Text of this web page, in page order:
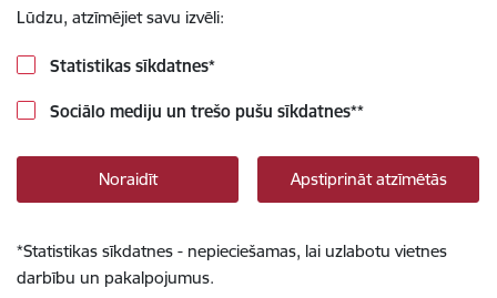
Lūdzu, atzīmējiet savu izvēli:
Statistikas sīkdatnes*
Sociālo mediju un trešo pušu sīkdatnes**
Noraidīt Apstiprināt atzīmētās
*Statistikas sīkdatnes - nepieciešamas, lai uzlabotu vietnes
darbību un pakalpojumus.